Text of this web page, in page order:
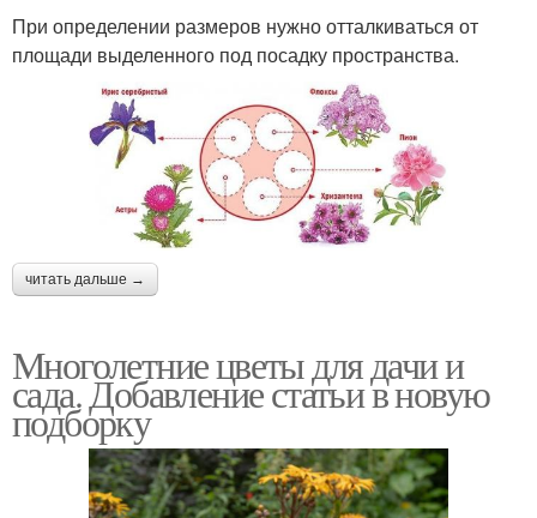
При определении размеров нужно отталкиваться от
площади выделенного под посадку пространства.
читать дальше →
Многолетние цветы для дачи и
сада. Добавление статьи в новую
подборку